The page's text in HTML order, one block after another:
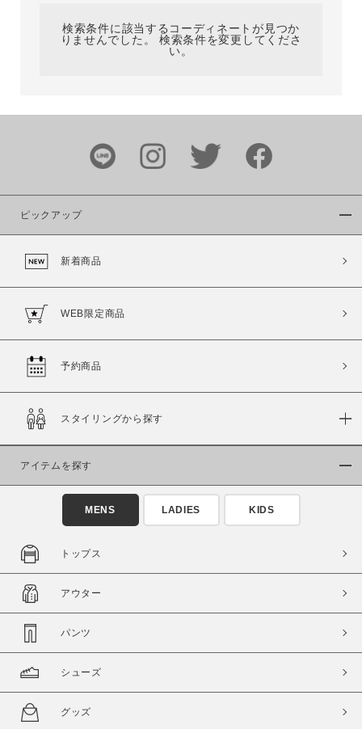
カラー
価格
～
商品タイプ
通常商品 予約商品
在庫
在庫あり 在庫なし含む
検索条件に該当するコーディネートが見つか
りませんでした。 検索条件を変更してくださ
い。
ピックアップ
新着商品
WEB限定商品
予約商品
スタイリングから探す
アイテムを探す
MENS LADIES KIDS
トップス
アウター
パンツ
シューズ
グッズ